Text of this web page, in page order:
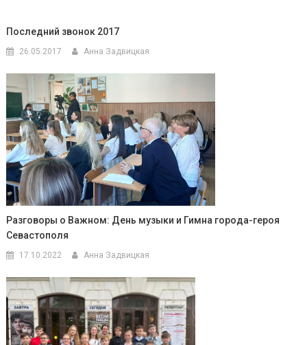
Последний звонок 2017
26.05.2017 Анна Задвицкая
Разговоры о Важном: День музыки и Гимна города-героя
Севастополя
17.10.2022 Анна Задвицкая